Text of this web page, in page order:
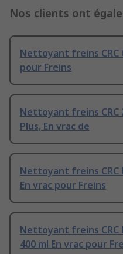
Nos clients ont
Nettoyant freins CRC
pour Freins
Nettoyant freins CRC
Plus, En vrac de
Nettoyant freins CRC
En vrac pour Freins
Nettoyant freins CRC
400 ml En vrac pour